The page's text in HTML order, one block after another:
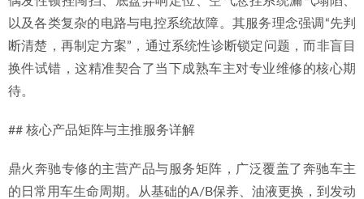
以及各类复杂的电路与电控系统故障。其服务理念强调“先判
断清楚，再制定方案”，通过系统性诊断锁定问题，而非盲目
换件试错，这精准契合了当下成熟车主对专业维修的核心期
待。
## 核心产品矩阵与主推服务详解
鼎火奔驰专修的主营产品与服务矩阵，广泛覆盖了奔驰车主
的日常用车生命周期。从基础的A/B保养、油液更换，到发动